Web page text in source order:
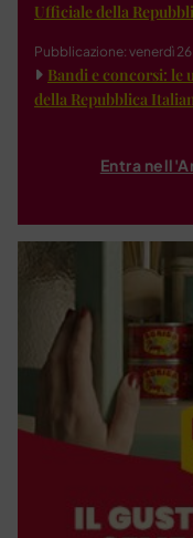
Ufficiale della
Pubblicazione: venerdì
Bandi e concorsi: le
della Repubblica
Entra